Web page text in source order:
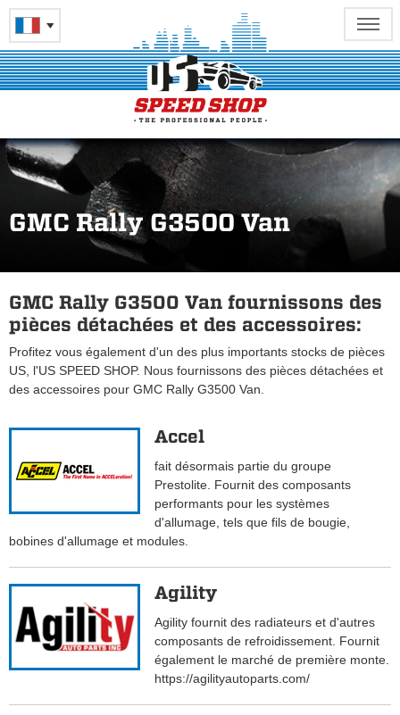
GMC Rally G3500 Van
GMC Rally G3500 Van fournissons des
pièces détachées et des accessoires:
Profitez vous également d'un des plus importants stocks de pièces
US, l'US SPEED SHOP. Nous fournissons des pièces détachées et
des accessoires pour GMC Rally G3500 Van.
Accel
fait désormais partie du groupe
Prestolite. Fournit des composants
performants pour les systèmes
d'allumage, tels que fils de bougie,
bobines d'allumage et modules.
Agility
Agility fournit des radiateurs et d'autres
composants de refroidissement. Fournit
également le marché de première monte.
https://agilityautoparts.com/